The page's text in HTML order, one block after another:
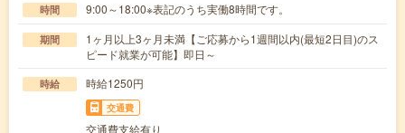
時間 9:00～18:00※表記のうち実働8時間です。
期間
1ヶ月以上3ヶ月未満【ご応募から1週間以内(最短2日目)のス
ピード就業が可能】即日～
時給 時給1250円
交通費
交通費支給有り